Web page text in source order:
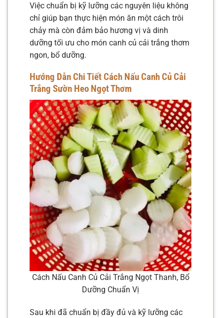
Việc chuẩn bị kỹ lưỡng các nguyên liệu không
chỉ giúp bạn thực hiện món ăn một cách trôi
chảy mà còn đảm bảo hương vị và dinh
dưỡng tối ưu cho món canh củ cải trắng thơm
ngon, bổ dưỡng.
Hướng Dẫn Chi Tiết Cách Nấu Canh Củ Cải
Trắng Sườn Heo Ngọt Thơm
Cách Nấu Canh Củ Cải Trắng Ngọt Thanh, Bổ
Dưỡng Chuẩn Vị
Sau khi đã chuẩn bị đầy đủ và kỹ lưỡng các